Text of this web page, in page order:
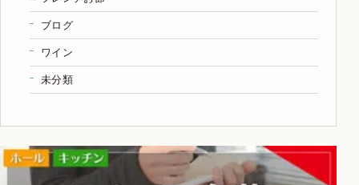
ブログ
ワイン
未分類